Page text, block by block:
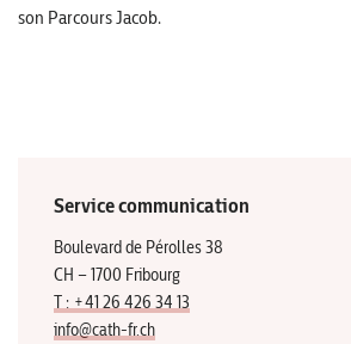
son Parcours Jacob.
Service communication
Boulevard de Pérolles 38
CH – 1700 Fribourg
T : +41 26 426 34 13
info@cath-fr.ch